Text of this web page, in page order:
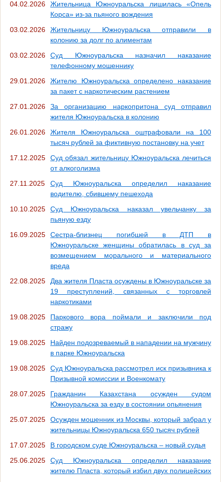
04.02.2026
Жительница Южноуральска лишилась «Опель
Корса» из-за пьяного вождения
03.02.2026
Жительницу Южноуральска отправили в
колонию за долг по алиментам
03.02.2026
Суд Южноуральска назначил наказание
телефонному мошеннику
29.01.2026
Жителю Южноуральска определено наказание
за пакет с наркотическим растением
27.01.2026
За организацию наркопритона суд отправил
жителя Южноуральска в колонию
26.01.2026
Жителя Южноуральска оштрафовали на 100
тысяч рублей за фиктивную постановку на учет
17.12.2025
Суд обязал жительницу Южноуральска лечиться
от алкоголизма
27.11.2025
Суд Южноуральска определил наказание
водителю, сбившему пешехода
10.10.2025
Суд Южноуральска наказал увельчанку за
пьяную езду
16.09.2025
Сестра-близнец погибшей в ДТП в
Южноуральске женщины обратилась в суд за
возмещением морального и материального
вреда
22.08.2025
Два жителя Пласта осуждены в Южноуральске за
19 преступлений, связанных с торговлей
наркотиками
19.08.2025
Паркового вора поймали и заключили под
стражу
19.08.2025
Найден подозреваемый в нападении на мужчину
в парке Южноуральска
19.08.2025
Суд Южноуральска рассмотрел иск призывника к
Призывной комиссии и Военкомату
28.07.2025
Гражданин Казахстана осужден судом
Южноуральска за езду в состоянии опьянения
25.07.2025
Осужден мошенник из Москвы, который забрал у
жительницы Южноуральска 650 тысяч рублей
17.07.2025
В городском суде Южноуральска – новый судья
25.06.2025
Суд Южноуральска определил наказание
жителю Пласта, который избил двух полицейских